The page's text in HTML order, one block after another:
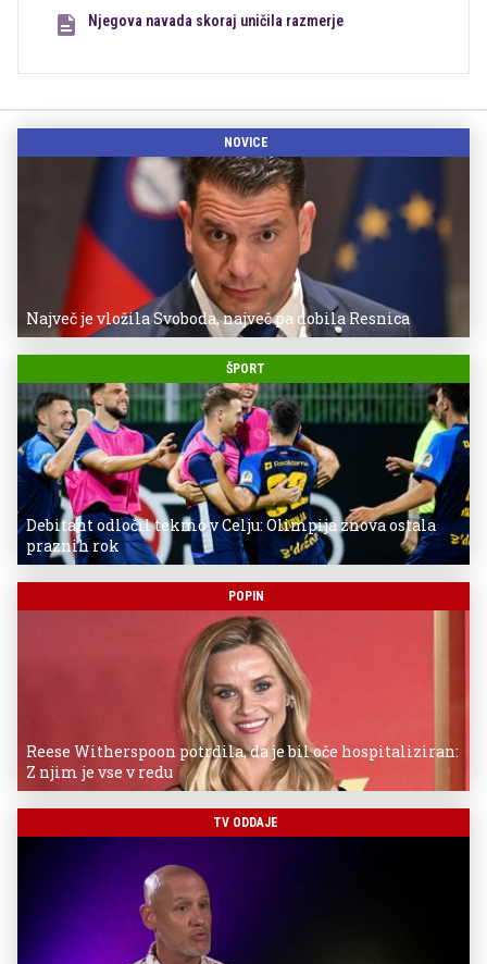
Njegova navada skoraj uničila razmerje
NOVICE
Največ je vložila Svoboda, največ pa dobila Resnica
ŠPORT
Debitant odločil tekmo v Celju: Olimpija znova ostala
praznih rok
POPIN
Reese Witherspoon potrdila, da je bil oče hospitaliziran:
Z njim je vse v redu
TV ODDAJE